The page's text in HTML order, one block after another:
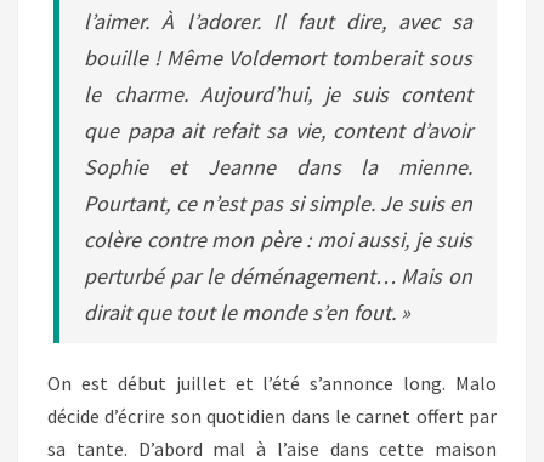
l’aimer. À l’adorer. Il faut dire, avec sa
bouille ! Même Voldemort tomberait sous
le charme. Aujourd’hui, je suis content
que papa ait refait sa vie, content d’avoir
Sophie et Jeanne dans la mienne.
Pourtant, ce n’est pas si simple. Je suis en
colère contre mon père : moi aussi, je suis
perturbé par le déménagement… Mais on
dirait que tout le monde s’en fout. »
On est début juillet et l’été s’annonce long. Malo
décide d’écrire son quotidien dans le carnet offert par
sa tante. D’abord mal à l’aise dans cette maison